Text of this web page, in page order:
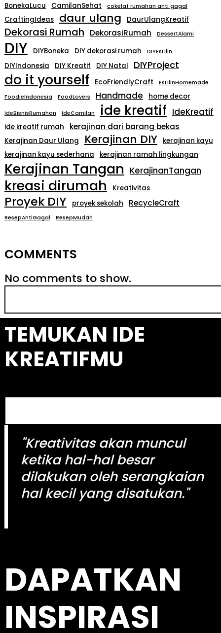
BonekaLucu CamilanSehat cokelat rumahan anti gagal
CraftingIdeas daur ulang DaurUlangKreatif
Dekorasi Rumah DekorasiRumah DessertAlami
DIY DIYBoneka DIY dekorasi rumah DIYEsLilin
DIYIndonesia DIY Kreatif DIY Natal DIYProject
do it yourself EcoFriendlyCraft
EsLilinHomemade
FoodieIndonesia
FoodLovers Handmade home decor
IdeBisnisRumahan IdeCamilan ide kreatif IdeKreatif
ide kreatif rumah kerajinan dari barang bekas
Kerajinan Daur Ulang Kerajinan DIY
kerajinan kayu
kerajinan kayu sederhana
kerajinan ramah lingkungan
Kerajinan Tangan KerajinanTangan
kreasi dirumah Kreativitas
Proyek DIY proyek sekolah RecycleCraft
ResepAntiGagal ResepMudah
COMMENTS
No comments to show.
S
a
r
c
h
TEMUKAN IDE
KREATIFMU
S
a
"Kreativitas akan muncul
ketika hal-hal besar
dilakukan oleh serangkaian
hal kecil yang disatukan."
DAPATKAN
INSPIRASI